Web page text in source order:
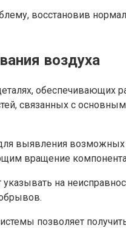
восстановив
воздуха
обеспечивающих
связанных с
выявления возможных
вращение
на
позволяет